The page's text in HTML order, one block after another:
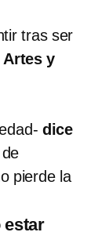
tras ser
Artes y
dice
pierde la
estar